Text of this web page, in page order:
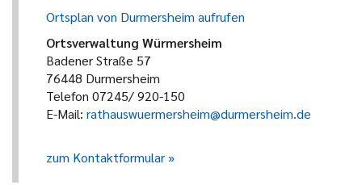
Ortsplan von Durmersheim aufrufen
Ortsverwaltung Würmersheim
Badener Straße 57
76448 Durmersheim
Telefon 07245/ 920-150
E-Mail: rathauswuermersheim@durmersheim.de
zum Kontaktformular